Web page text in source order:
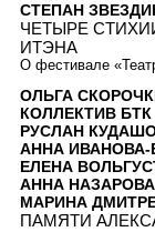
СТЕПАН
ЧЕТЫРЕ
ИТЭНА
О фестивале
ОЛЬГА
КОЛЛЕКТИВ БТК
РУСЛАН
АННА
ЕЛЕНА
АННА НАЗАРОВА
МАРИНА
ПАМЯТИ